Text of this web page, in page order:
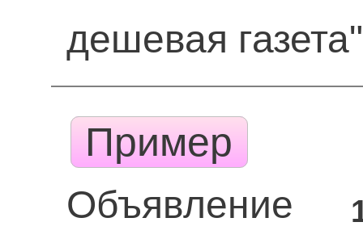
дешевая газета"
Пример
Объявление